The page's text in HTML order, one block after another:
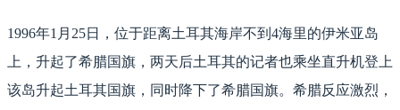
1996年1月25日，位于距离土耳其海岸不到4海里的伊米亚岛
上，升起了希腊国旗，两天后土耳其的记者也乘坐直升机登上
该岛升起土耳其国旗，同时降下了希腊国旗。希腊反应激烈，